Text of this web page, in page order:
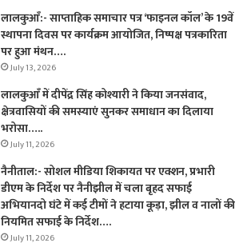
लालकुआँ:- साप्ताहिक समाचार पत्र ‘फाइनल कॉल’ के 19वें
स्थापना दिवस पर कार्यक्रम आयोजित, निष्पक्ष पत्रकारिता
पर हुआ मंथन….
July 13, 2026
लालकुआँ में दीपेंद्र सिंह कोश्यारी ने किया जनसंवाद,
क्षेत्रवासियों की समस्याएं सुनकर समाधान का दिलाया
भरोसा…..
July 11, 2026
नैनीताल:- सोशल मीडिया शिकायत पर एक्शन, प्रभारी
डीएम के निर्देश पर नैनीझील में चला बृहद सफाई
अभियानदो घंटे में कई टीमों ने हटाया कूड़ा, झील व नालों की
नियमित सफाई के निर्देश….
July 11, 2026